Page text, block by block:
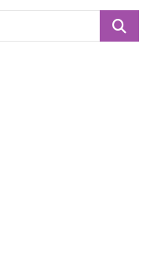
Zoeken